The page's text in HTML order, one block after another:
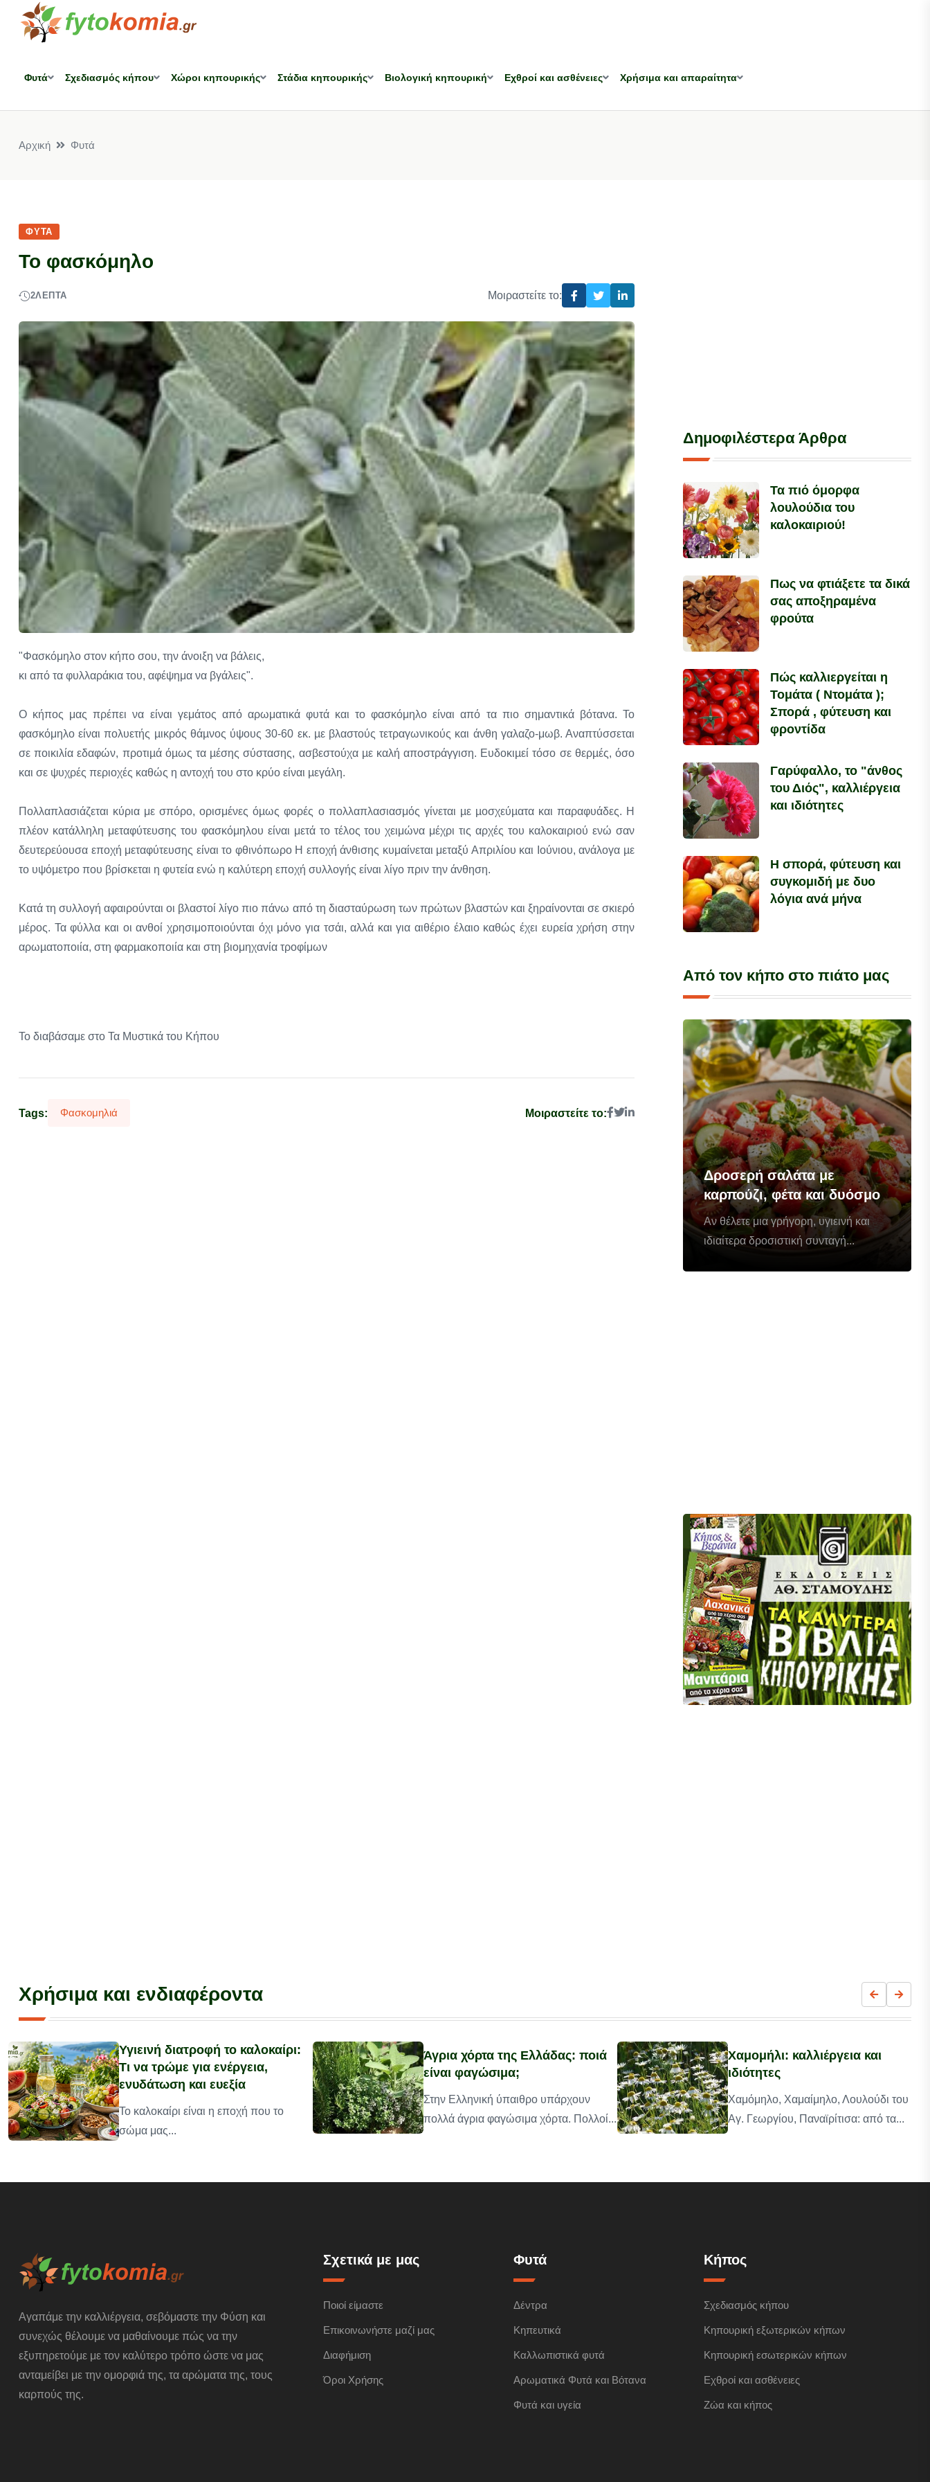
Φυτά Σχεδιασμός κήπου Χώροι κηπουρικής Στάδια κηπουρικής Βιολογική κηπουρική Εχθροί και ασθένειες Χρήσιμα και απαραίτητα
Αρχική Φυτά
ΦΥΤΆ
Το φασκόμηλο
2ΛΕΠΤΆ Μοιραστείτε το:
"Φασκόμηλο στον κήπο σου, την άνοιξη να βάλεις,
κι από τα φυλλαράκια του, αφέψημα να βγάλεις".
Ο κήπος μας πρέπει να είναι γεμάτος από αρωματικά φυτά και το φασκόμηλο είναι από τα πιο σημαντικά βότανα. Το
φασκόμηλο είναι πολυετής µικρός θάµνος ύψους 30-60 εκ. µε βλαστούς τετραγωνικούς και άνθη γαλαζο-μωβ. Αναπτύσσεται
σε ποικιλία εδαφών, προτιµά όµως τα µέσης σύστασης, ασβεστούχα µε καλή αποστράγγιση. Ευδοκιµεί τόσο σε θερµές, όσο
και σε ψυχρές περιοχές καθώς η αντοχή του στο κρύο είναι µεγάλη.
Πολλαπλασιάζεται κύρια με σπόρο, ορισμένες όµως φορές ο πολλαπλασιασμός γίνεται µε µοσχεύµατα και παραφυάδες. Η
πλέον κατάλληλη μεταφύτευσης του φασκόμηλου είναι μετά το τέλος του χειμώνα μέχρι τις αρχές του καλοκαιριού ενώ σαν
δευτερεύουσα εποχή μεταφύτευσης είναι το φθινόπωρο Η εποχή άνθισης κυμαίνεται μεταξύ Απριλίου και Ιούνιου, ανάλογα µε
το υψόμετρο που βρίσκεται η φυτεία ενώ η καλύτερη εποχή συλλογής είναι λίγο πριν την άνθηση.
Κατά τη συλλογή αφαιρούνται οι βλαστοί λίγο πιο πάνω από τη διασταύρωση των πρώτων βλαστών και ξηραίνονται σε σκιερό
μέρος. Τα φύλλα και οι ανθοί χρησιμοποιούνται όχι μόνο για τσάι, αλλά και για αιθέριο έλαιο καθώς έχει ευρεία χρήση στην
αρωµατοποιία, στη φαρµακοποιία και στη βιομηχανία τροφίμων
Το διαβάσαμε στο Τα Μυστικά του Κήπου
Tags: Φασκομηλιά Μοιραστείτε το:
Δημοφιλέστερα Άρθρα
Τα πιό όμορφα
λουλούδια του
καλοκαιριού!
Πως να φτιάξετε τα δικά
σας αποξηραμένα
φρούτα
Πώς καλλιεργείται η
Τομάτα ( Ντομάτα );
Σπορά , φύτευση και
φροντίδα
Γαρύφαλλο, το "άνθος
του Διός", καλλιέργεια
και ιδιότητες
Η σπορά, φύτευση και
συγκομιδή με δυο
λόγια ανά μήνα
Από τον κήπο στο πιάτο μας
Δροσερή σαλάτα με
καρπούζι, φέτα και δυόσμο
Αν θέλετε μια γρήγορη, υγιεινή και
ιδιαίτερα δροσιστική συνταγή...
Χρήσιμα και ενδιαφέροντα
Υγιεινή διατροφή το καλοκαίρι:
Τι να τρώμε για ενέργεια,
ενυδάτωση και ευεξία
Το καλοκαίρι είναι η εποχή που το
σώμα μας...
Άγρια χόρτα της Ελλάδας: ποιά
είναι φαγώσιμα;
Στην Ελληνική ύπαιθρο υπάρχουν
πολλά άγρια φαγώσιμα χόρτα. Πολλοί...
Χαμομήλι: καλλιέργεια και
ιδιότητες
Χαμόμηλο, Χαμαίμηλο, Λουλούδι του
Αγ. Γεωργίου, Παναϊρίτισα: από τα...
Αγαπάμε την καλλιέργεια, σεβόμαστε την Φύση και
συνεχώς θέλουμε να μαθαίνουμε πώς να την
εξυπηρετούμε με τον καλύτερο τρόπο ώστε να μας
ανταμείβει με την ομορφιά της, τα αρώματα της, τους
καρπούς της.
Σχετικά με μας
Ποιοί είμαστε
Επικοινωνήστε μαζί μας
Διαφήμιση
Όροι Χρήσης
Φυτά
Δέντρα
Κηπευτικά
Καλλωπιστικά φυτά
Αρωματικά Φυτά και Βότανα
Φυτά και υγεία
Κήπος
Σχεδιασμός κήπου
Κηπουρική εξωτερικών κήπων
Κηπουρική εσωτερικών κήπων
Εχθροί και ασθένειες
Ζώα και κήπος